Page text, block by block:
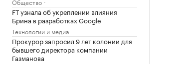
FT узнала об укреплении влияния
Брина в разработках Google
Технологии и медиа
Прокурор запросил 9 лет колонии для
бывшего директора компании
Газманова